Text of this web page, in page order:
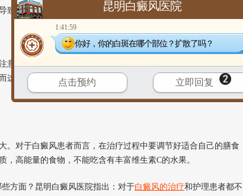
致白癜风恶化。
运动与锻炼问题。要知道临床上，不少白癜风患者都不愿意进
种情况也容易导致白斑出现扩散，所以大家在生活中养成适当
对于白癜风患者而言，在治疗过程中要调节好适合自己的膳食
高能量的食物，不能吃含有丰富维生素C的水果。
方面？昆明白癜风医院指出：对于白癜风的治疗和护理患者都不
昆明白癜风医院
1:41:59
你好，你的白斑在哪个部位？扩散了吗？
点击预约 立即回复